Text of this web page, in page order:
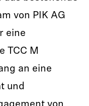
von PIK AG
eine
TCC M
an eine
und